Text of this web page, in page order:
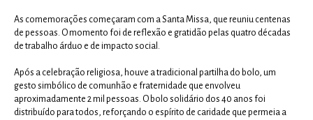
As comemorações começaram com a Santa Missa, que reuniu centenas
de pessoas. O momento foi de reflexão e gratidão pelas quatro décadas
de trabalho árduo e de impacto social.
Após a celebração religiosa, houve a tradicional partilha do bolo, um
gesto simbólico de comunhão e fraternidade que envolveu
aproximadamente 2 mil pessoas. O bolo solidário dos 40 anos foi
distribuído para todos, reforçando o espírito de caridade que permeia a